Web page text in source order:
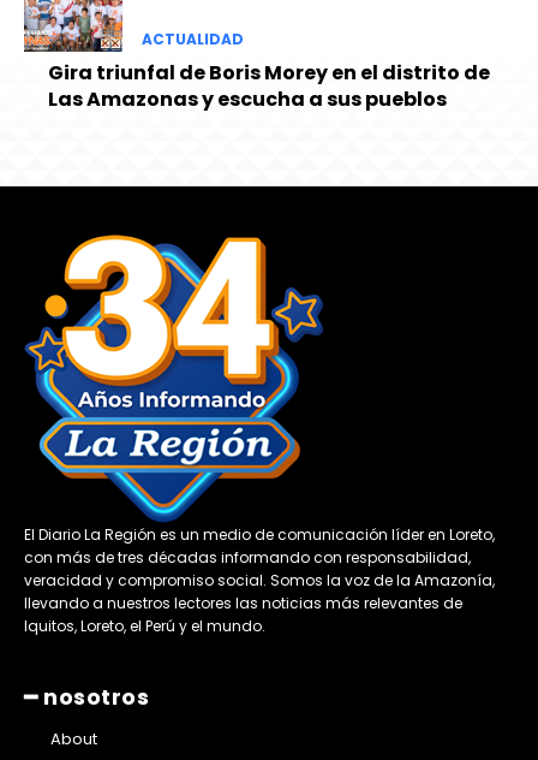
ACTUALIDAD
Gira triunfal de Boris Morey en el distrito de
Las Amazonas y escucha a sus pueblos
El Diario La Región es un medio de comunicación líder en Loreto,
con más de tres décadas informando con responsabilidad,
veracidad y compromiso social. Somos la voz de la Amazonía,
llevando a nuestros lectores las noticias más relevantes de
Iquitos, Loreto, el Perú y el mundo.
━ nosotros
About